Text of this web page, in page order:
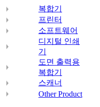
복합기
프린터
소프트웨어
디지털 인쇄
기
도면 출력용
복합기
스캐너
Other Product